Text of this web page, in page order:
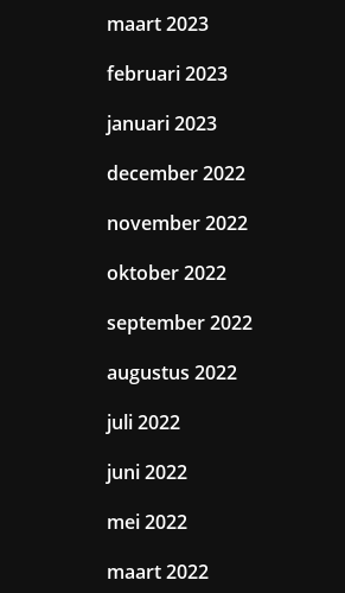
maart 2023
februari 2023
januari 2023
december 2022
november 2022
oktober 2022
september 2022
augustus 2022
juli 2022
juni 2022
mei 2022
maart 2022